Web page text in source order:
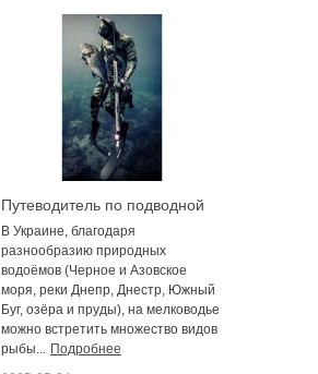
Путеводитель по подводной
охоте на мелководье
В Украине, благодаря
разнообразию природных
водоёмов (Черное и Азовское
моря, реки Днепр, Днестр, Южный
Буг, озёра и пруды), на мелководье
можно встретить множество видов
рыбы... Подробнее